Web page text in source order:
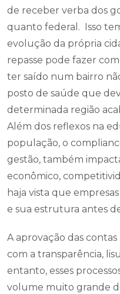
de receber verba dos
quanto federal. Isso
evolução da própria
repasse pode fazer
ter saído num bairro
posto de saúde que
determinada região
Além dos reflexos na
população, o
gestão, também
econômico,
haja vista que
e sua estrutura antes
A aprovação das
com a transparência,
entanto, esses
volume muito grande